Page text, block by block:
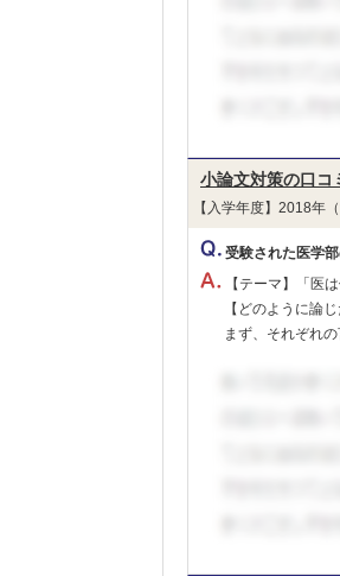
小論文対策の口コ
【入学年度】2018年
受験された医学
【テーマ】「医
【どのように論じ
まず、それぞれ